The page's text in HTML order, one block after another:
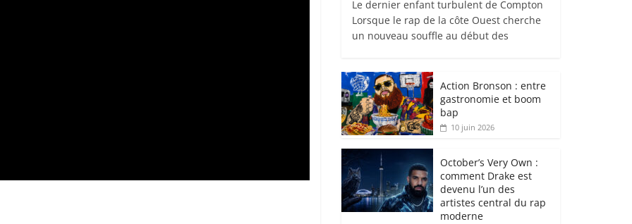
Le dernier enfant turbulent de Compton
Lorsque le rap de la côte Ouest cherche
un nouveau souffle au début des
Action Bronson : entre
gastronomie et boom
bap
10 juin 2026
October’s Very Own :
comment Drake est
devenu l’un des
artistes central du rap
moderne